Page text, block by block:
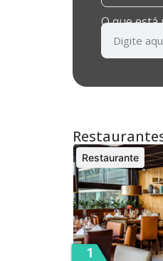
O que
1
Restaurante